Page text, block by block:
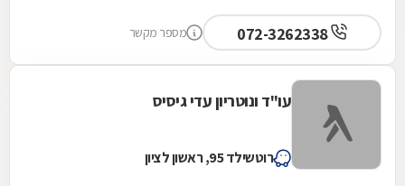
072-3262338 מספר מקשר
עו"ד ונוטריון עדי גיסיס
רוטשילד 95, ראשון לציון